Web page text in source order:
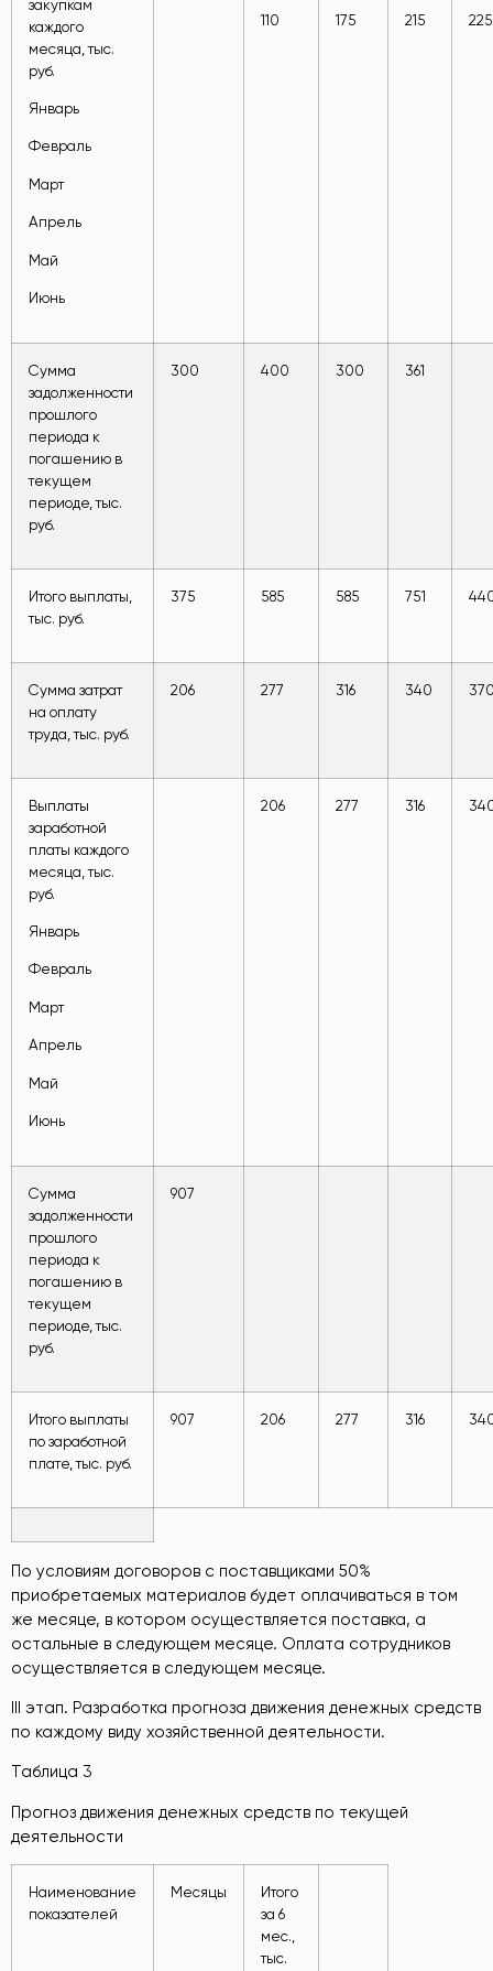
закупкам
каждого
месяца, тыс.
руб.
Январь
Февраль
Март
Апрель
Май
Июнь
110 175 215 225
Сумма
задолженности
прошлого
периода к
погашению в
текущем
периоде, тыс.
руб.
300 400 300 361
Итого выплаты,
тыс. руб.
375 585 585 751
Сумма затрат
на оплату
труда, тыс. руб.
206 277 316 340
Выплаты
заработной
платы каждого
месяца, тыс.
руб.
Январь
Февраль
Март
Апрель
Май
Июнь
206 277 316
Сумма
задолженности
прошлого
периода к
погашению в
текущем
периоде, тыс.
руб.
907
Итого выплаты
по заработной
плате, тыс. руб.
907 206 277 316
По условиям договоров с поставщиками 50%
приобретаемых материалов будет оплачиваться в том
же месяце, в котором осуществляется поставка, а
остальные в следующем месяце. Оплата сотрудников
осуществляется в следующем месяце.
III этап. Разработка прогноза движения денежных средств
по каждому виду хозяйственной деятельности.
Таблица 3
Прогноз движения денежных средств по текущей
деятельности
Наименование
показателей
Месяцы
Итого
за 6
мес.,
тыс.